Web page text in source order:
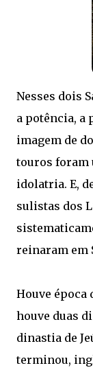
Nesses dois
a potência, a
imagem de
touros foram
idolatria. E,
sulistas dos
reinaram em
Houve
houve duas
dinastia de
terminou,